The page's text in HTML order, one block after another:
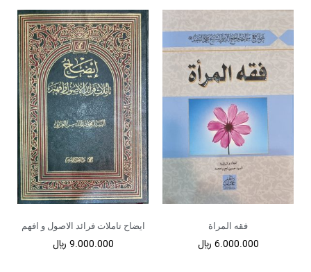
فقه المراة
6.000.000 ﷼
ایضاح تاملات فرائد الاصول و افهم
9.000.000 ﷼